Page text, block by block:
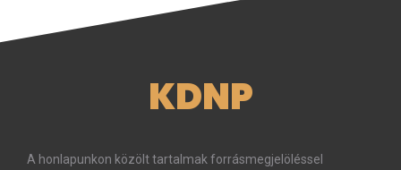
KDNP
A honlapunkon közölt tartalmak forrásmegjelöléssel